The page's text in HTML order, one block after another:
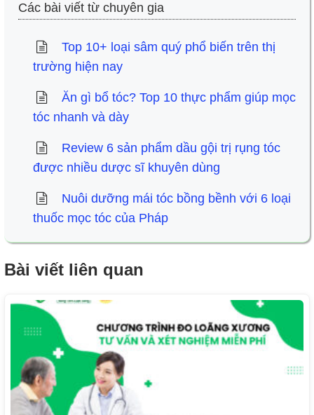
Các bài viết từ chuyên gia
Top 10+ loại sâm quý phổ biến trên thị
trường hiện nay
Ăn gì bổ tóc? Top 10 thực phẩm giúp mọc
tóc nhanh và dày
Review 6 sản phẩm dầu gội trị rụng tóc
được nhiều dược sĩ khuyên dùng
Nuôi dưỡng mái tóc bồng bềnh với 6 loại
thuốc mọc tóc của Pháp
Bài viết liên quan